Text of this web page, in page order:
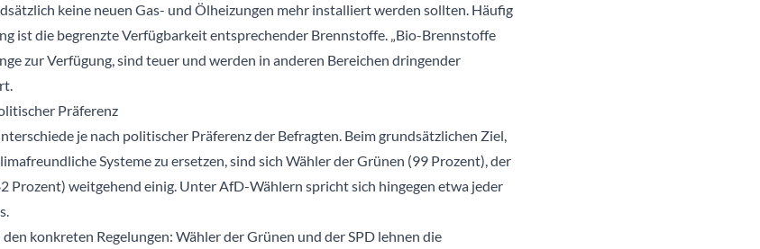
keine neuen Gas- und Ölheizungen mehr installiert werden sollten. Häufig
ist die begrenzte Verfügbarkeit entsprechender Brennstoffe. „Bio-Brennstoffe
zur Verfügung, sind teuer und werden in anderen Bereichen dringender
Präferenz
je nach politischer Präferenz der Befragten. Beim grundsätzlichen Ziel,
Systeme zu ersetzen, sind sich Wähler der Grünen (99 Prozent), der
Prozent) weitgehend einig. Unter AfD-Wählern spricht sich hingegen etwa jeder
konkreten Regelungen: Wähler der Grünen und der SPD lehnen die